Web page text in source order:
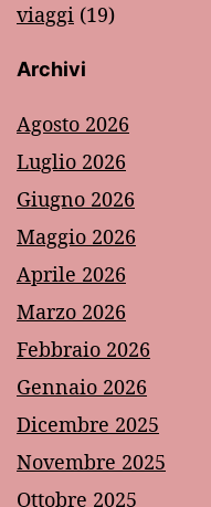
viaggi (19)
Archivi
Agosto 2026
Luglio 2026
Giugno 2026
Maggio 2026
Aprile 2026
Marzo 2026
Febbraio 2026
Gennaio 2026
Dicembre 2025
Novembre 2025
Ottobre 2025